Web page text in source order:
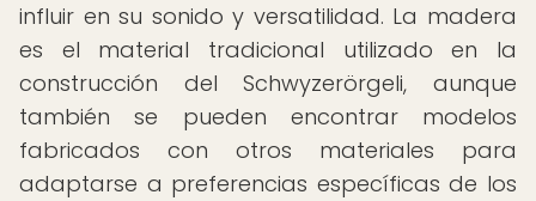
influir en su sonido y versatilidad. La madera
es el material tradicional utilizado en la
construcción del Schwyzerörgeli, aunque
también se pueden encontrar modelos
fabricados con otros materiales para
adaptarse a preferencias específicas de los